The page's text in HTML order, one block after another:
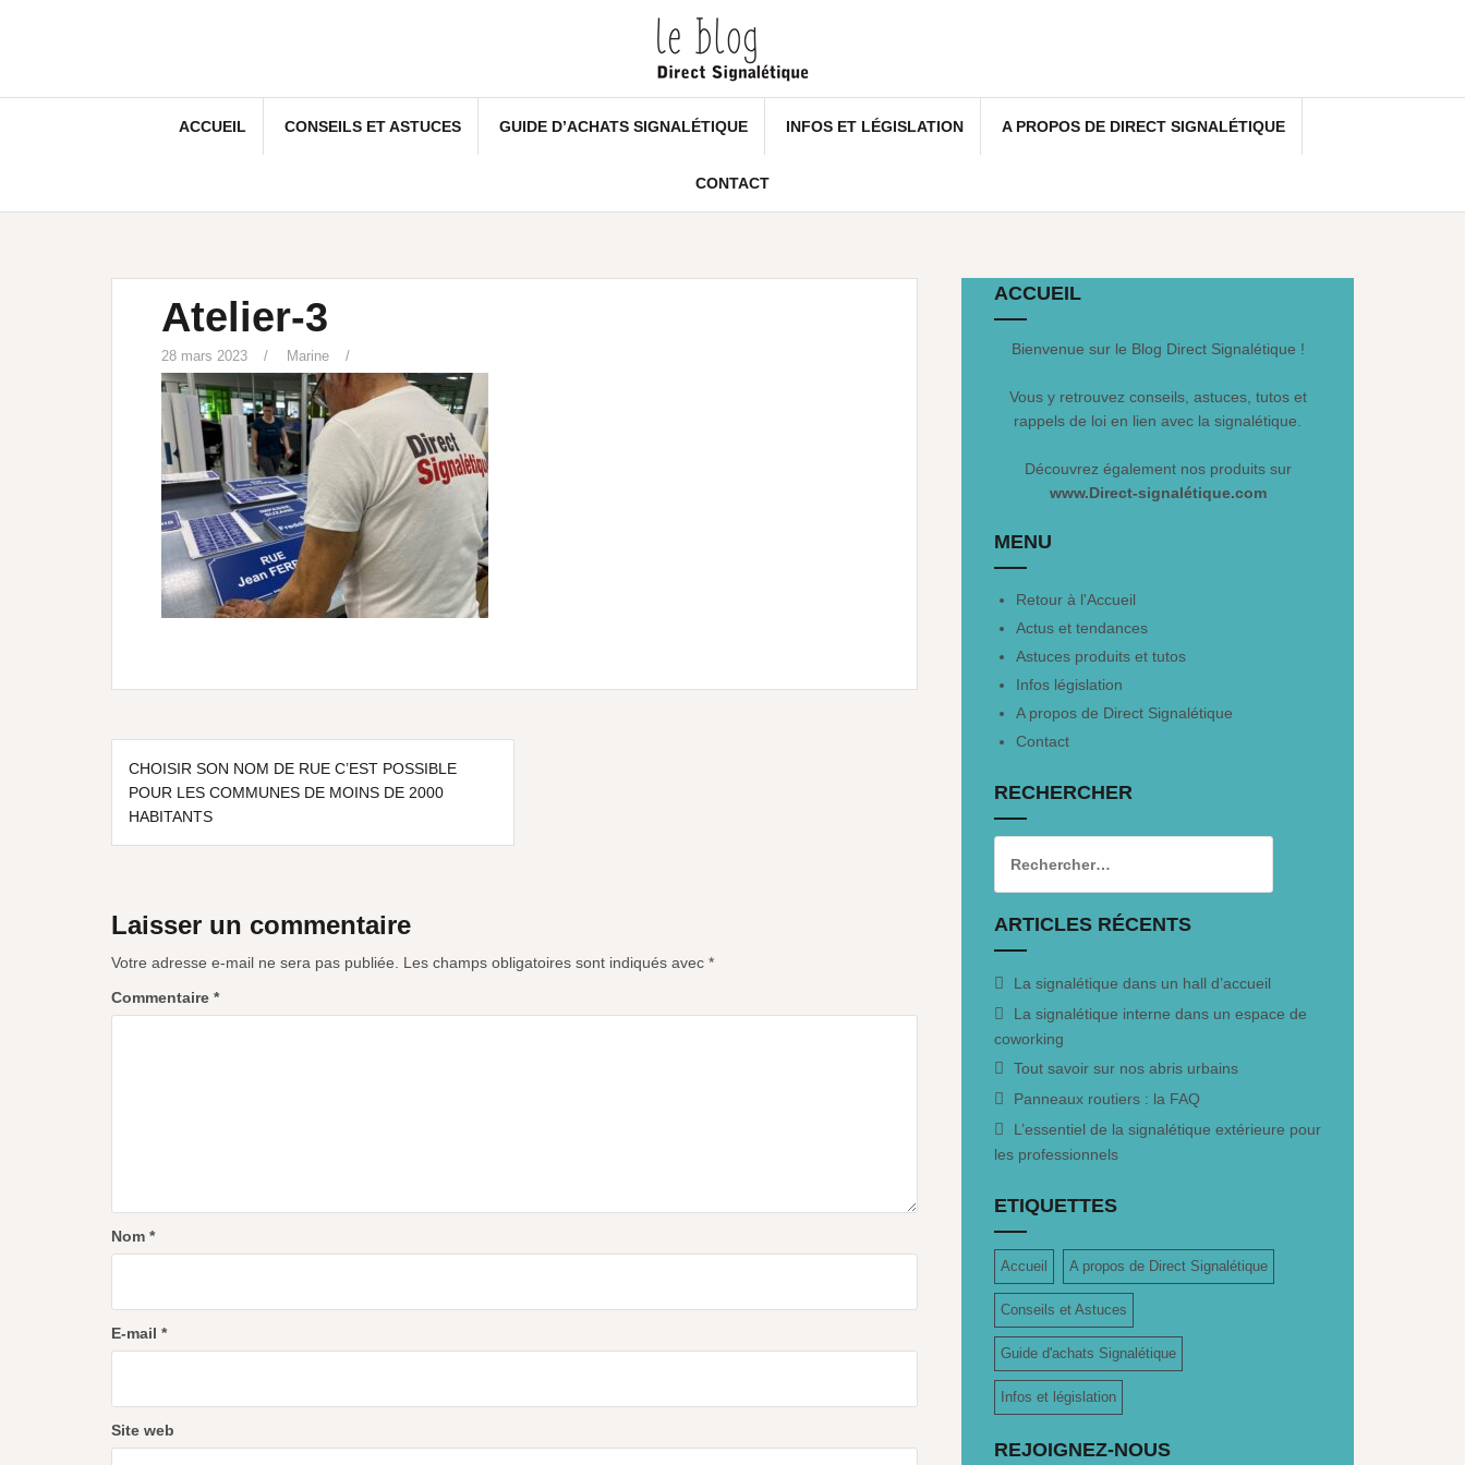
ACCUEIL CONSEILS ET ASTUCES GUIDE D’ACHATS SIGNALÉTIQUE INFOS ET LÉGISLATION A PROPOS DE DIRECT SIGNALÉTIQUE
CONTACT
Atelier-3
28 mars 2023 Marine
CHOISIR SON NOM DE RUE C’EST POSSIBLE
POUR LES COMMUNES DE MOINS DE 2000
HABITANTS
Laisser un commentaire
Votre adresse e-mail ne sera pas publiée. Les champs obligatoires sont indiqués avec *
Commentaire *
Nom *
E-mail *
Site web
ACCUEIL
Bienvenue sur le Blog Direct Signalétique !
Vous y retrouvez conseils, astuces, tutos et
rappels de loi en lien avec la signalétique.
Découvrez également nos produits sur
www.Direct-signalétique.com
MENU
Retour à l'Accueil
Actus et tendances
Astuces produits et tutos
Infos législation
A propos de Direct Signalétique
Contact
RECHERCHER
ARTICLES RÉCENTS
La signalétique dans un hall d’accueil
La signalétique interne dans un espace de
coworking
Tout savoir sur nos abris urbains
Panneaux routiers : la FAQ
L’essentiel de la signalétique extérieure pour
les professionnels
ETIQUETTES
Accueil A propos de Direct Signalétique
Conseils et Astuces
Guide d'achats Signalétique
Infos et législation
REJOIGNEZ-NOUS